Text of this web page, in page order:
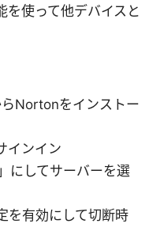
を使って他デバイスと
Nortonをインストー
インイン
にしてサーバーを選
を有効にして切断時